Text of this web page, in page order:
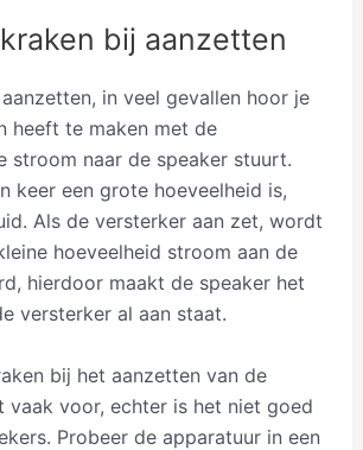
bij aanzetten
in veel gevallen hoor je
heeft te maken met de
stroom naar de speaker stuurt.
keer een grote hoeveelheid is,
Als de versterker aan zet, wordt
hoeveelheid stroom aan de
hierdoor maakt de speaker het
versterker al aan staat.
bij het aanzetten van de
vaak voor, echter is het niet goed
Probeer de apparatuur in een